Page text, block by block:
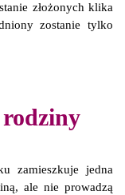
złożonych klika
zostanie tylko
rodziny
zamieszkuje jedna
ale nie prowadzą